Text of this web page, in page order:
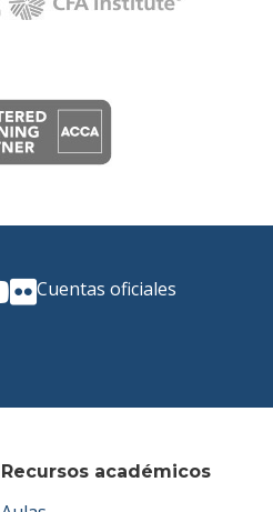
Recursos académicos
Cuentas oficiales